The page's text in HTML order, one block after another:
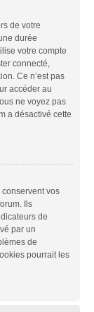
de votre
durée
votre compte
connecté,
Ce n’est pas
accéder au
ne voyez pas
a désactivé cette
vos
Ils
de
par un
de
pourrait les